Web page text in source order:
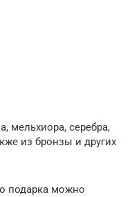
мельхиора, серебра,
из бронзы и других
подарка можно